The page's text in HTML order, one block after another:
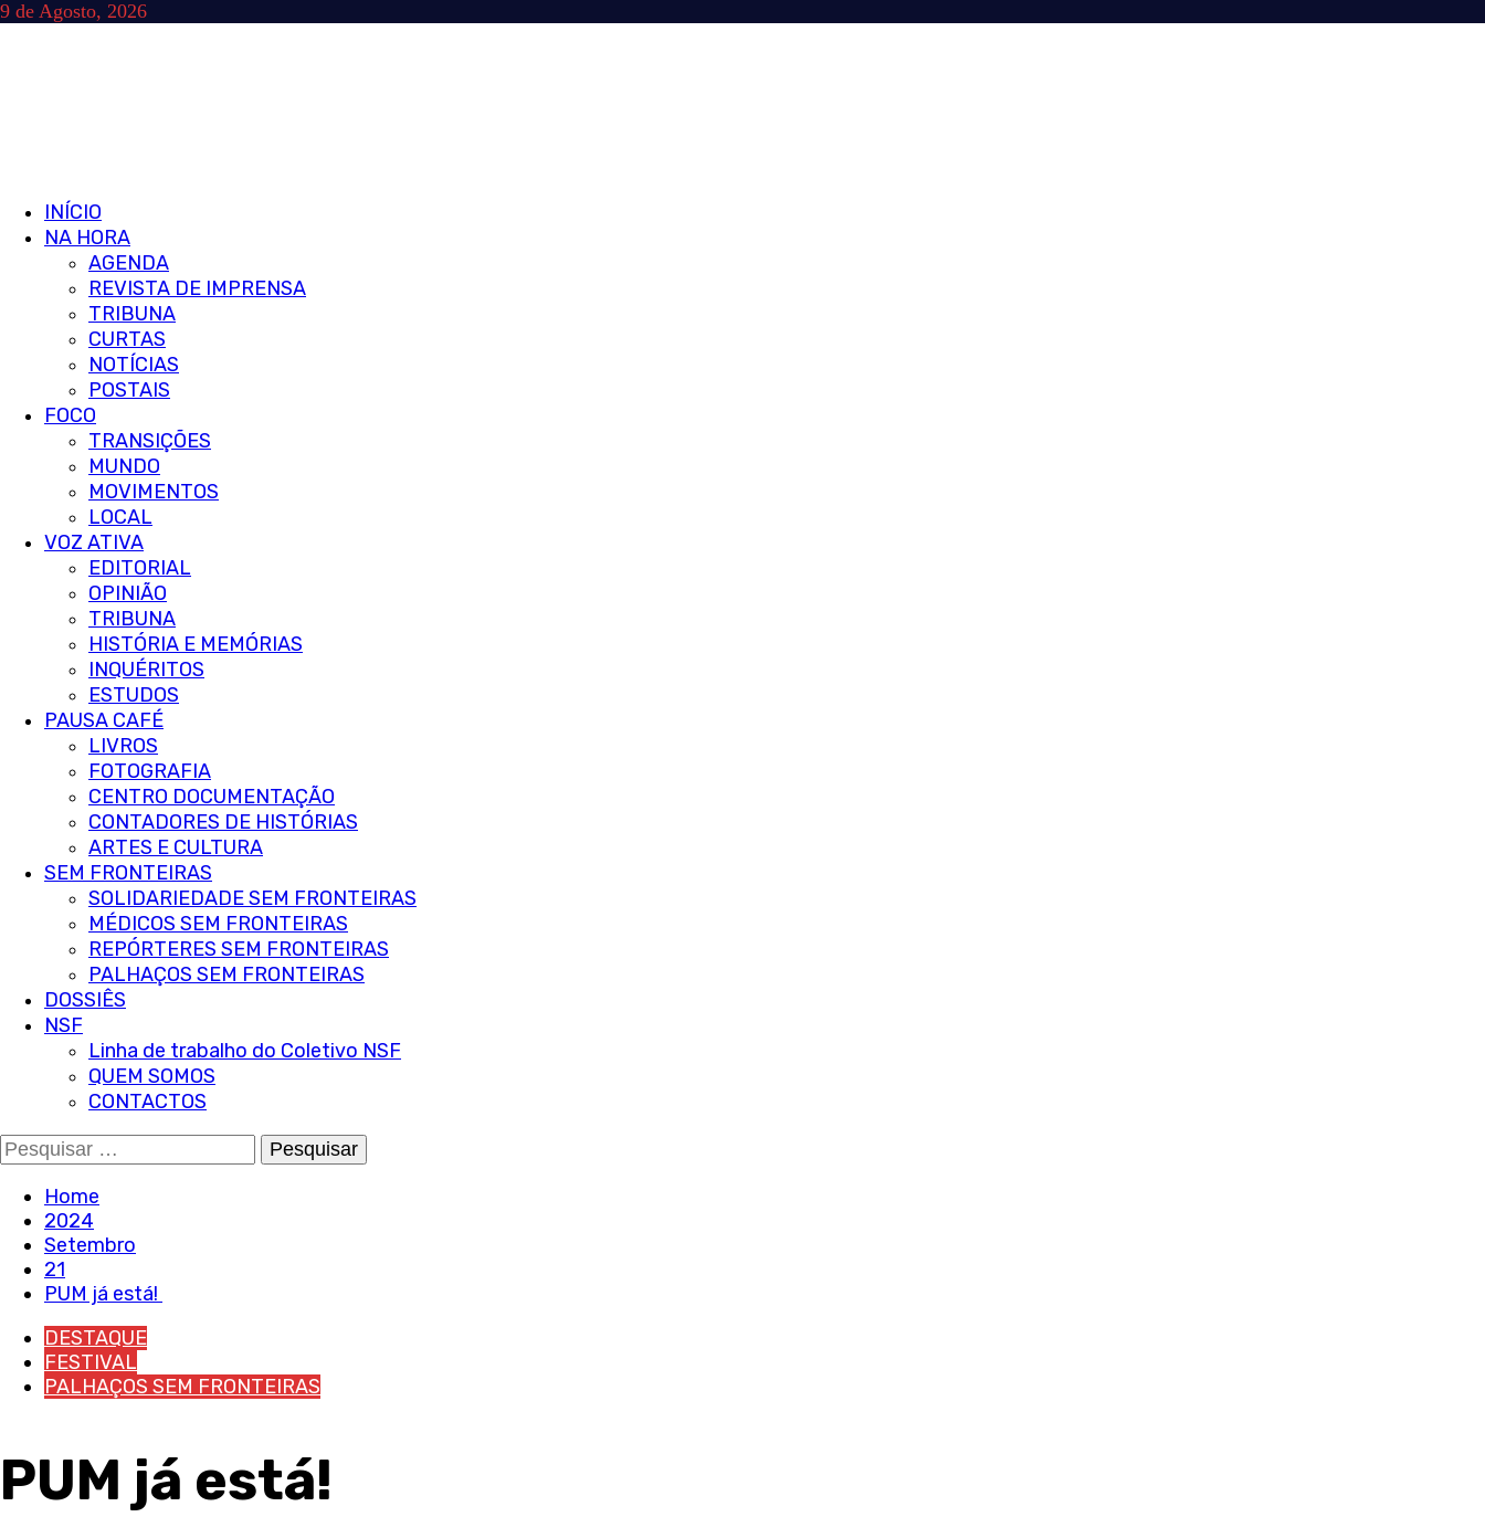
Skip
9 de Agosto, 2026
Primary
Menu
INÍCIO
NA HORA
AGENDA
REVISTA DE IMPRENSA
TRIBUNA
CURTAS
NOTÍCIAS
POSTAIS
FOCO
TRANSIÇÕES
MUNDO
MOVIMENTOS
LOCAL
VOZ ATIVA
EDITORIAL
OPINIÃO
TRIBUNA
HISTÓRIA E MEMÓRIAS
INQUÉRITOS
ESTUDOS
PAUSA CAFÉ
LIVROS
FOTOGRAFIA
CENTRO DOCUMENTAÇÃO
CONTADORES DE HISTÓRIAS
ARTES E CULTURA
SEM FRONTEIRAS
SOLIDARIEDADE SEM FRONTEIRAS
MÉDICOS SEM FRONTEIRAS
REPÓRTERES SEM FRONTEIRAS
PALHAÇOS SEM FRONTEIRAS
DOSSIÊS
NSF
Linha de trabalho do Coletivo NSF
QUEM SOMOS
CONTACTOS
Pesquisar
por:
Home
2024
Setembro
21
PUM já está!
DESTAQUE
FESTIVAL
PALHAÇOS SEM FRONTEIRAS
PUM já está!